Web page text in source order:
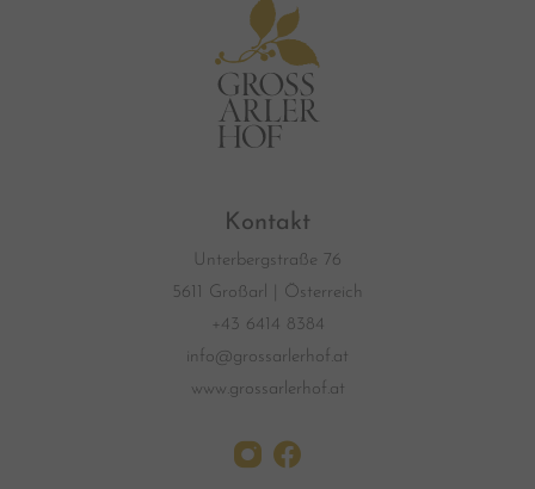
Kontakt
Unterbergstraße 76
5611 Großarl | Österreich
+43 6414 8384
info@grossarlerhof.at
www.grossarlerhof.at